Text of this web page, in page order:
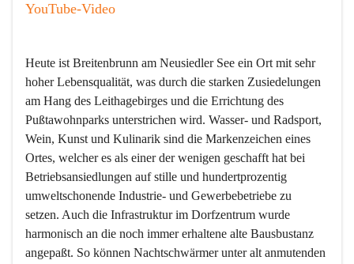
YouTube-Video
Heute ist Breitenbrunn am Neusiedler See ein Ort mit sehr
hoher Lebensqualität, was durch die starken Zusiedelungen
am Hang des Leithagebirges und die Errichtung des
Pußtawohnparks unterstrichen wird. Wasser- und Radsport,
Wein, Kunst und Kulinarik sind die Markenzeichen eines
Ortes, welcher es als einer der wenigen geschafft hat bei
Betriebsansiedlungen auf stille und hundertprozentig
umweltschonende Industrie- und Gewerbebetriebe zu
setzen. Auch die Infrastruktur im Dorfzentrum wurde
harmonisch an die noch immer erhaltene alte Bausbustanz
angepaßt. So können Nachtschwärmer unter alt anmutenden